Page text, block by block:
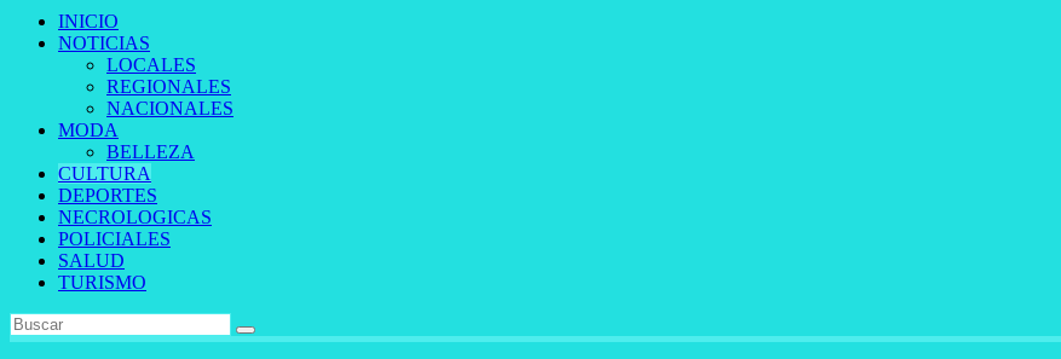
INICIO
NOTICIAS
LOCALES
REGIONALES
NACIONALES
MODA
BELLEZA
CULTURA
DEPORTES
NECROLOGICAS
POLICIALES
SALUD
TURISMO